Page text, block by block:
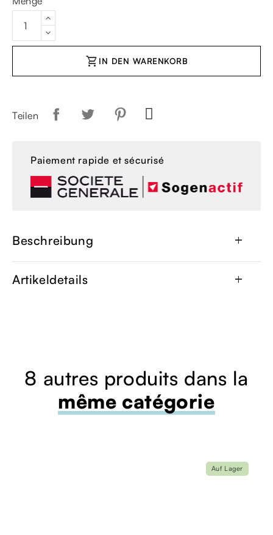
shopping_cart IN DEN WARENKORB
Teilen
Paiement rapide et sécurisé
Beschreibung add
Artikeldetails add
8 autres produits dans la
même catégorie
Auf Lager